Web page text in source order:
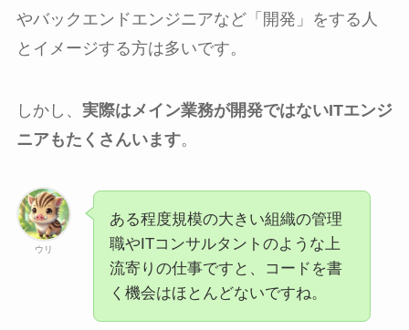
やバックエンドエンジニアなど「開発」をする人
とイメージする方は多いです。
しかし、 実際はメイン業務が開発ではないITエンジ
ニアもたくさんいます。
ウリ
ある程度規模の大きい組織の管理
職やITコンサルタントのような上
流寄りの仕事ですと、コードを書
く機会はほとんどないですね。